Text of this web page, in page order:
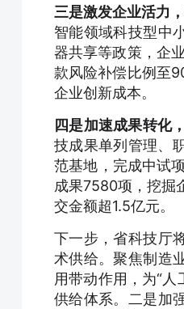
三是激发企业活力
智能领域科技型中
器共享等政策，企
款风险补偿比例至
企业创新成本。
四是加速成果转化
技成果单列管理、
范基地，完成中试
成果7580项，挖掘
交金额超1.5亿元。
下一步，省科技厅
术供给。聚焦制造
用带动作用，为“
供给体系。二是加